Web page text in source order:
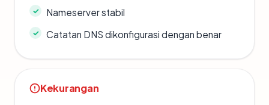
Nameserver stabil
Catatan DNS dikonfigurasi dengan benar
Kekurangan